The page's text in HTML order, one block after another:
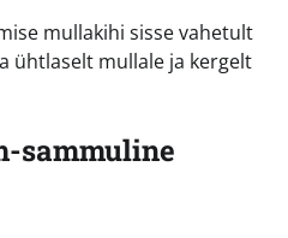
mullakihi sisse vahetult
ühtlaselt mullale ja kergelt
sammuline